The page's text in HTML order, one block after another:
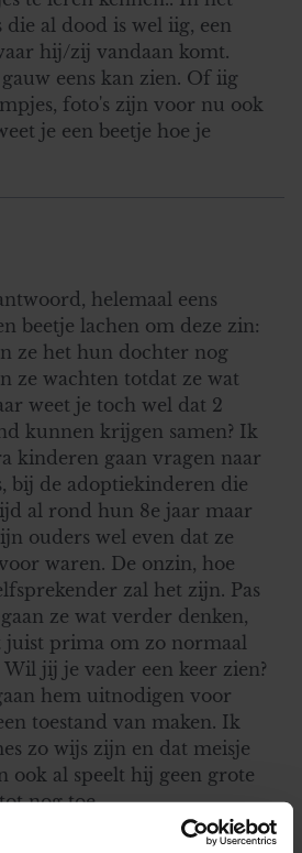
die al dood is wel iig, een
hij/zij vandaan komt.
eens kan zien. Of iig
foto's zijn voor nu ook
je een beetje hoe je
helemaal eens
beetje lachen om deze zin:
ze het hun dochter nog
ze wachten totdat ze wat
weet je toch wel dat 2
kunnen krijgen samen? Ik
kinderen gaan vragen naar
bij de adoptiekinderen die
al rond hun 8e jaar maar
ouders wel even dat ze
waren. De onzin, hoe
zal het zijn. Pas
ze wat verder denken,
juist prima om zo normaal
jij je vader een keer zien?
hem uitnodigen voor
toestand van maken. Ik
zo wijs zijn en dat meisje
ook al speelt hij geen grote
nog toe.